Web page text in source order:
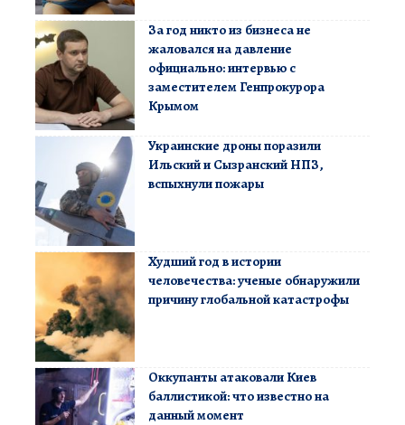
За год никто из бизнеса не
жаловался на давление
официально: интервью с
заместителем Генпрокурора
Крымом
Украинские дроны поразили
Ильский и Сызранский НПЗ,
вспыхнули пожары
Худший год в истории
человечества: ученые обнаружили
причину глобальной катастрофы
Оккупанты атаковали Киев
баллистикой: что известно на
данный момент